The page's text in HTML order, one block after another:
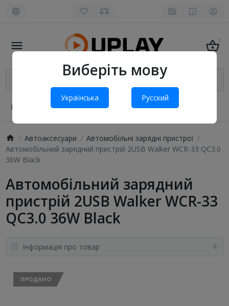
Виберіть мову
Українська Русский
0
Про нас Оплата і доставка Обмін та повернення
Автоаксесуари
Автомобільні зарядні пристрої
Автомобільний зарядний пристрій 2USB Walker WCR-33 QC3.0
36W Black
Автомобільний зарядний
пристрій 2USB Walker WCR-33
QC3.0 36W Black
Інформація про товар
ПРОДАНО